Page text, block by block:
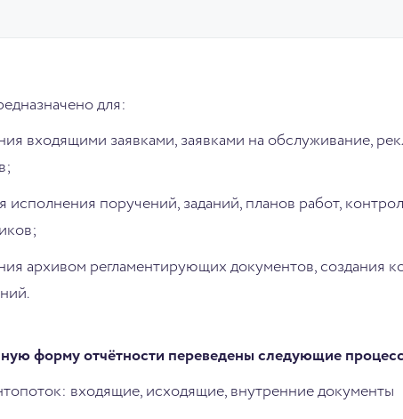
для:
входящими заявками, заявками на обслуживание,
исполнения поручений, заданий, планов работ,
архивом регламентирующих документов, создания
форму отчётности переведены следующие
входящие, исходящие, внутренние документы